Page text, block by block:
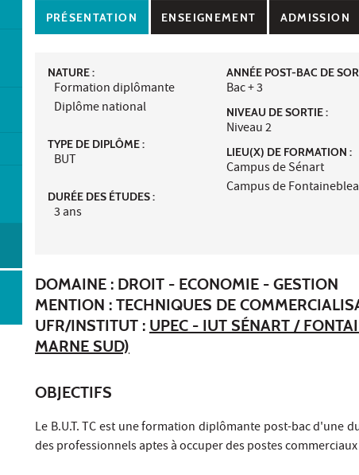
PRÉSENTATION ENSEIGNEMENT ADMISSION
NATURE :
Formation diplômante
Diplôme national
TYPE DE DIPLÔME :
BUT
DURÉE DES ÉTUDES :
3 ans
ANNÉE POST-BAC DE
Bac + 3
NIVEAU DE SORTIE :
Niveau 2
LIEU(X) DE FORMATION :
Campus de Sénart
Campus de
DOMAINE : DROIT - ECONOMIE - GESTION
MENTION : TECHNIQUES DE
UFR/INSTITUT : UPEC - IUT SÉNART /
MARNE SUD)
OBJECTIFS
Le B.U.T. TC est une formation diplômante post-bac d'une
des professionnels aptes à occuper des postes